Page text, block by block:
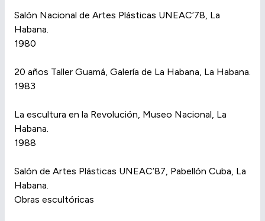
Salón Nacional de Artes Plásticas UNEAC’78, La
Habana.
1980
20 años Taller Guamá, Galería de La Habana, La Habana.
1983
La escultura en la Revolución, Museo Nacional, La
Habana.
1988
Salón de Artes Plásticas UNEAC’87, Pabellón Cuba, La
Habana.
Obras escultóricas